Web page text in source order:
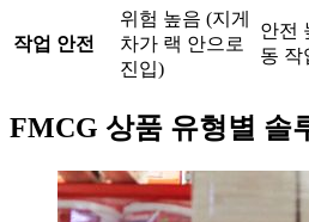
작업 안전
위험 높음 (지게
차가 랙 안으로
진입)
안전
동 작
FMCG 상품 유형별 솔